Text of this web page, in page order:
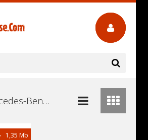
Autobús Mercedes-Benz OC500LE Manuales de Usuario, Manuales de Instrucciones (Reparación) y Mantenimiento Descargar Gratis
1,35 Mb